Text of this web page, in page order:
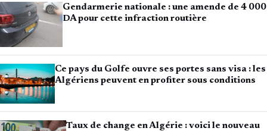
Gendarmerie nationale : une amende de 4 000
DA pour cette infraction routière
Ce pays du Golfe ouvre ses portes sans visa : les
Algériens peuvent en profiter sous conditions
Taux de change en Algérie : voici le nouveau